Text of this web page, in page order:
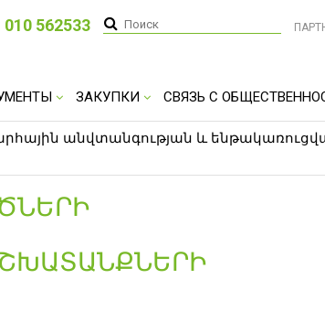
ЗАКУПКИ СВЯЗЬ С
010 562533
անվտանգության և
Ձ